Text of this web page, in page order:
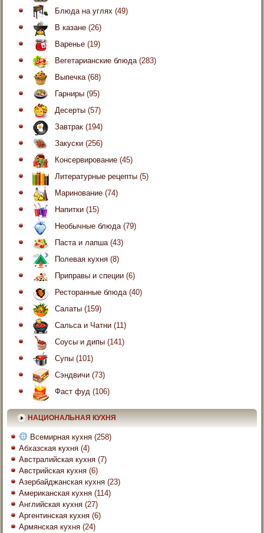
Блюда на углях (49)
В казане (26)
Варенье (19)
Вегетарианские блюда(283)
Выпечка(68)
Гарниры (95)
Десерты (57)
Завтрак (194)
Закуски (256)
Консервирование (45)
Литературные рецепты (5)
Маринование (74)
Напитки (15)
Необычные блюда(79)
Паста и лапша(43)
Полевая кухня (8)
Приправы и специи (6)
Ресторанные блюда(40)
Салаты (159)
Сальса и Чатни (11)
Соусы и дипы (141)
Супы (101)
Сэндвичи (73)
Фаст фуд (106)
НАЦИОНАЛЬНАЯ КУХНЯ
Всемирная кухня (258)
Абхазская кухня (4)
Австралийская кухня (7)
Австрийская кухня (6)
Азербайджанская кухня (23)
Американская кухня (114)
Английская кухня (27)
Аргентинская кухня (6)
Армянская кухня (24)